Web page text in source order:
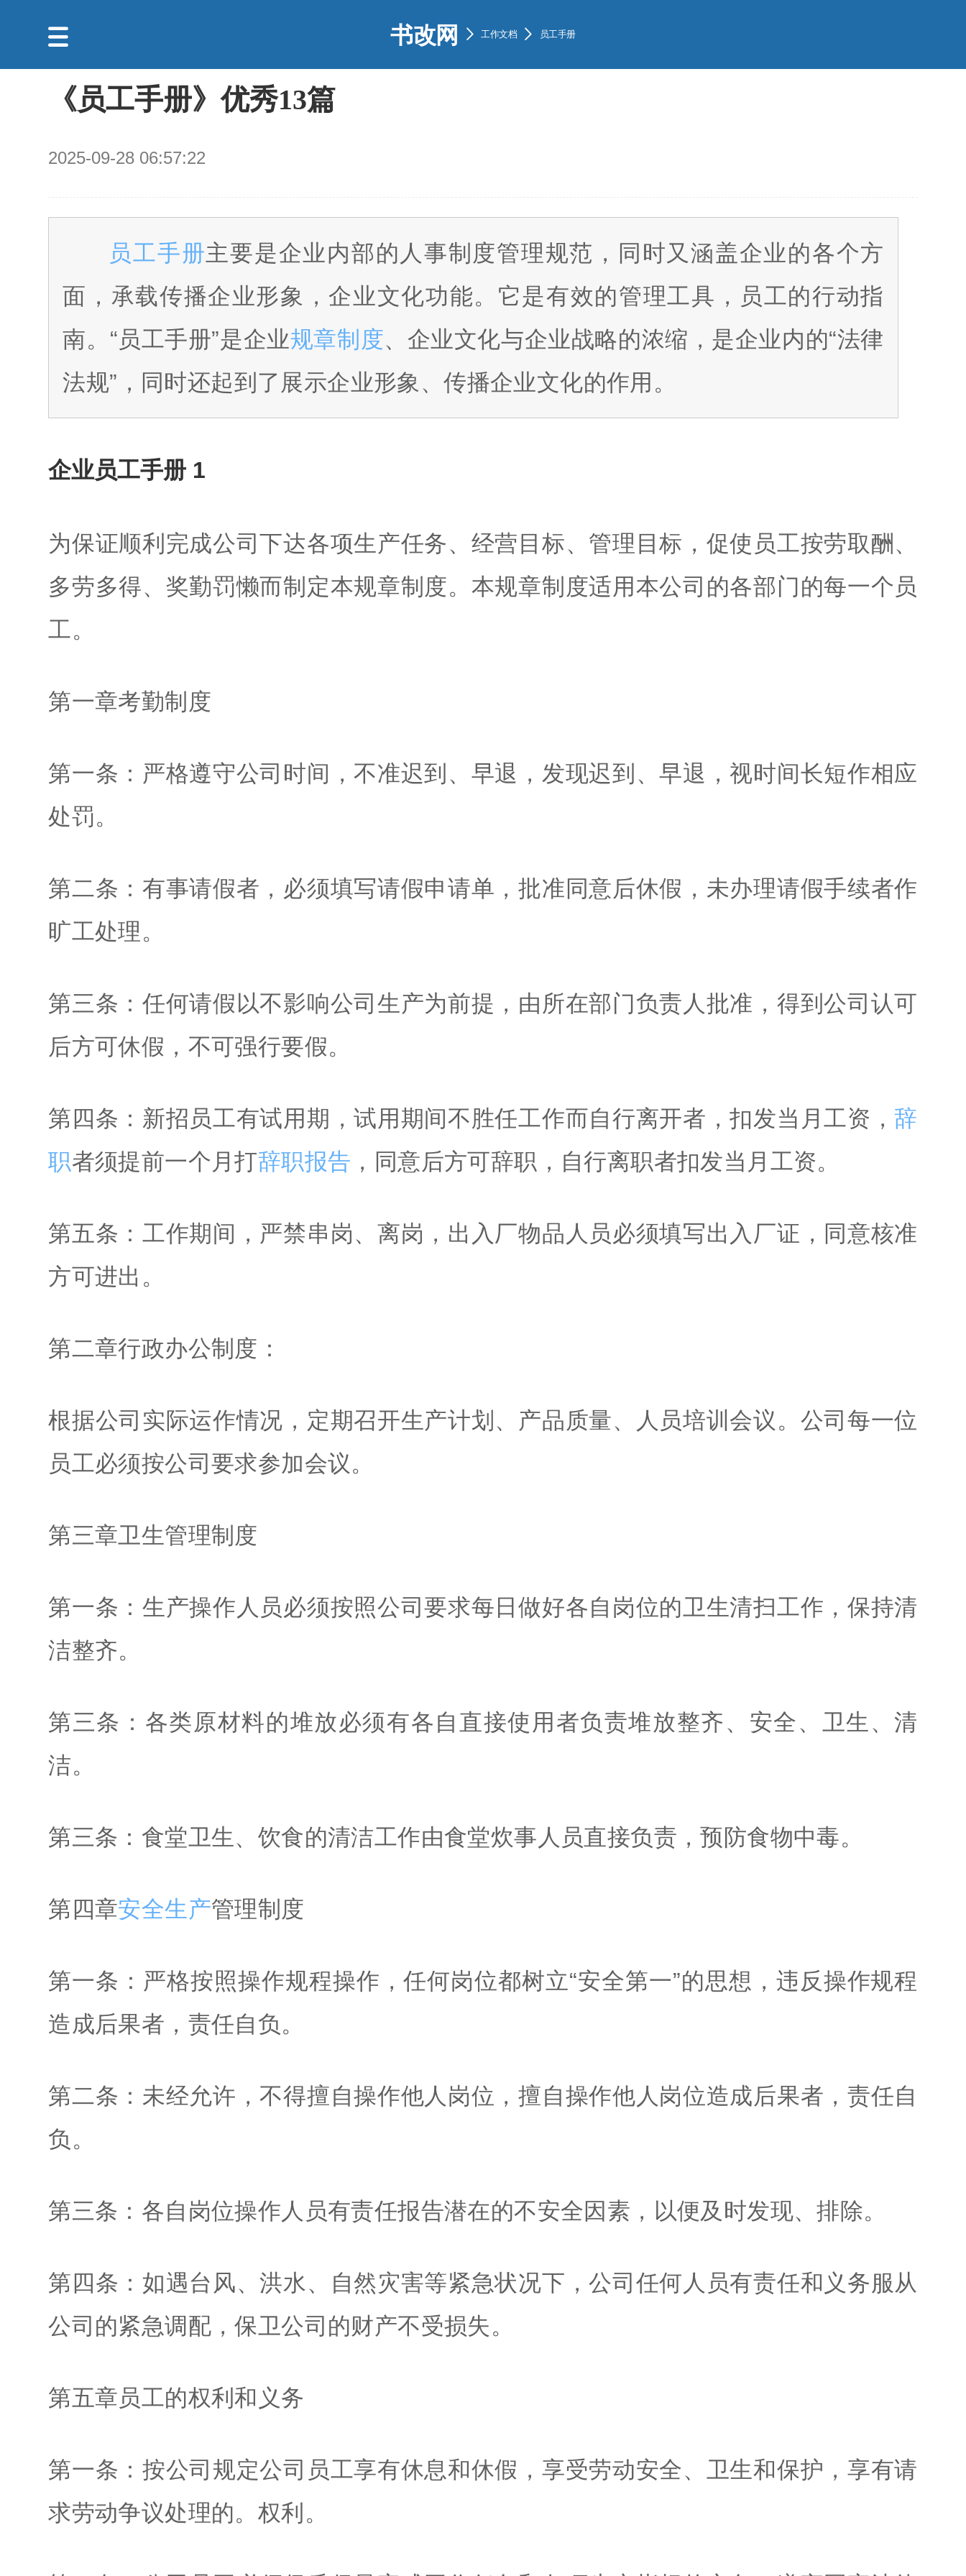
书改网 工作文档  员工手册

《员工手册》优秀13篇
2025-09-28 06:57:22
员工手册主要是企业内部的人事制度管理规范，同时又涵盖企业的各个方
面，承载传播企业形象，企业文化功能。它是有效的管理工具，员工的行动指
南。“员工手册”是企业规章制度、企业文化与企业战略的浓缩，是企业内的“法律
法规”，同时还起到了展示企业形象、传播企业文化的作用。
企业员工手册 1
为保证顺利完成公司下达各项生产任务、经营目标、管理目标，促使员工按劳取酬、
多劳多得、奖勤罚懒而制定本规章制度。本规章制度适用本公司的各部门的每一个员
工。
第一章考勤制度
第一条：严格遵守公司时间，不准迟到、早退，发现迟到、早退，视时间长短作相应
处罚。
第二条：有事请假者，必须填写请假申请单，批准同意后休假，未办理请假手续者作
旷工处理。
第三条：任何请假以不影响公司生产为前提，由所在部门负责人批准，得到公司认可
后方可休假，不可强行要假。
第四条：新招员工有试用期，试用期间不胜任工作而自行离开者，扣发当月工资，辞
职者须提前一个月打辞职报告 ，同意后方可辞职，自行离职者扣发当月工资。
第五条：工作期间，严禁串岗、离岗，出入厂物品人员必须填写出入厂证，同意核准
方可进出。
第二章行政办公制度：
根据公司实际运作情况，定期召开生产计划、产品质量、人员培训会议。公司每一位
员工必须按公司要求参加会议。
第三章卫生管理制度
第一条：生产操作人员必须按照公司要求每日做好各自岗位的卫生清扫工作，保持清
洁整齐。
第三条：各类原材料的堆放必须有各自直接使用者负责堆放整齐、安全、卫生、清
洁。
第三条：食堂卫生、饮食的清洁工作由食堂炊事人员直接负责，预防食物中毒。
第四章安全生产管理制度
第一条：严格按照操作规程操作，任何岗位都树立“安全第一”的思想，违反操作规程
造成后果者，责任自负。
第二条：未经允许，不得擅自操作他人岗位，擅自操作他人岗位造成后果者，责任自
负。
第三条：各自岗位操作人员有责任报告潜在的不安全因素，以便及时发现、排除。
第四条：如遇台风、洪水、自然灾害等紧急状况下，公司任何人员有责任和义务服从
公司的紧急调配，保卫公司的财产不受损失。
第五章员工的权利和义务
第一条：按公司规定公司员工享有休息和休假，享受劳动安全、卫生和保护，享有请
求劳动争议处理的。权利。